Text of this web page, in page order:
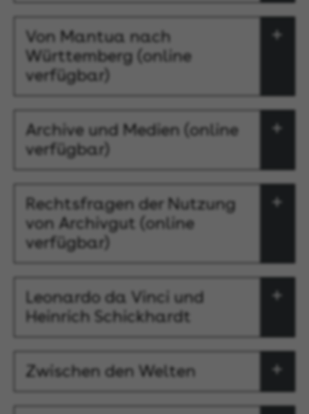
Von Mantua nach
Württemberg (online
verfügbar)
Archive und Medien (online
verfügbar)
Rechtsfragen der Nutzung
von Archivgut (online
verfügbar)
Leonardo da Vinci und
Heinrich Schickhardt
Zwischen den Welten